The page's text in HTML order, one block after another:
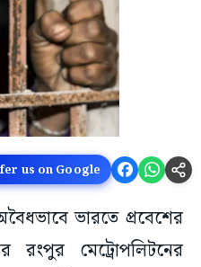
us on Google
ভারতে প্রবেশের
রংপুর মেট্রোপলিটনের